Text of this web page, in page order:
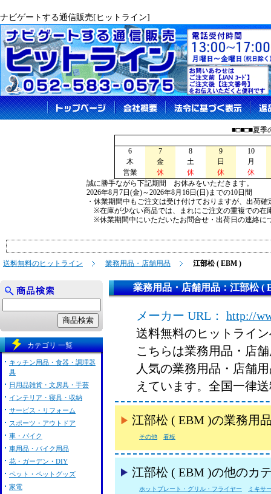
ナビゲートする通信販売[ヒットライン]
■□■□■夏季
6 7 8 9
10
木
金 土 日
月
営業
休 休 休
休
誠に勝手ながら下記期間 お休みをいただきます。
2026年8月7日(金)～2026年8月16日(日)までの10日間
・休業期間中もご注文は受け付けておりますが、出荷
※在庫が少ない商品では、まれにご注文の重複での在
※休業期間中にいただいたお問合せ・出荷日の連絡に
送料無料のヒットライン 業務用品・店舗用品 江部松 ( EBM )
業務用品・店舗用品：江部松 (
メーカー URL：
http://
送料無料のヒットライ
こちらは業務用品・店
人気の業務用品・店舗
えています。全国一律
江部松 ( EBM )の業務用
その他 看板
江部松 ( EBM )の他のカ
ホットプレート・グリル・フライヤー
ミキサ
カテゴリ 一覧
キッチン用品・食器・調理器
具
日用品雑貨・文房具・手芸
インテリア・寝具・収納
サービス・リフォーム
スポーツ・アウトドア
車・バイク
車用品・バイク用品
花・ガーデン・DIY
ペット・ペットグッズ
家電